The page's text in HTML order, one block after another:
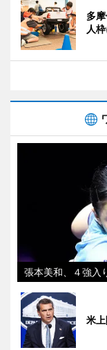
多
人
張本美和、４強入
米